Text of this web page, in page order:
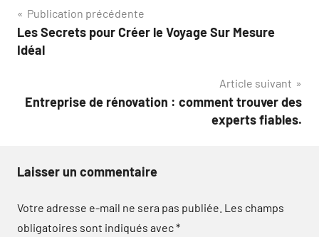
Navigation
de
Publication précédente
Les Secrets pour Créer le Voyage Sur Mesure
Idéal
Article suivant
Entreprise de rénovation : comment trouver des
experts fiables.
Laisser un commentaire
Votre adresse e-mail ne sera pas publiée. Les champs
obligatoires sont indiqués avec*